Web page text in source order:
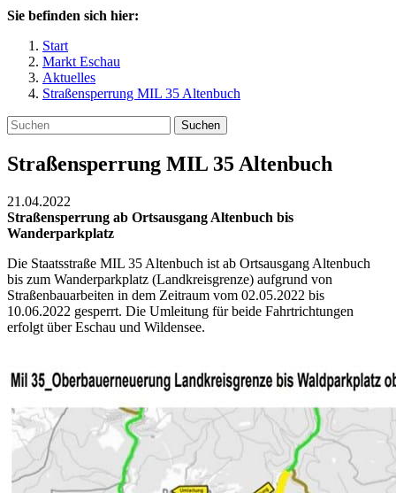
Sie befinden sich hier:
Start
Markt Eschau
Aktuelles
Straßensperrung MIL 35 Altenbuch
Suchen
Straßensperrung MIL 35 Altenbuch
21.04.2022
Straßensperrung ab Ortsausgang Altenbuch bis
Wanderparkplatz
Die Staatsstraße MIL 35 Altenbuch ist ab Ortsausgang Altenbuch
bis zum Wanderparkplatz (Landkreisgrenze) aufgrund von
Straßenbauarbeiten in dem Zeitraum vom 02.05.2022 bis
10.06.2022 gesperrt. Die Umleitung für beide Fahrtrichtungen
erfolgt über Eschau und Wildensee.